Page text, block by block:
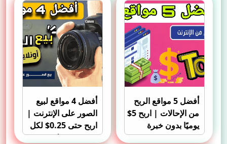
أفضل 5 مواقع الربح
من الإحالات | اربح 5$
يوميًا بدون خبرة
أفضل 4 مواقع لبيع
الصور على الإنترنت |
اربح حتى 0.25$ لكل
صورة بسهولة